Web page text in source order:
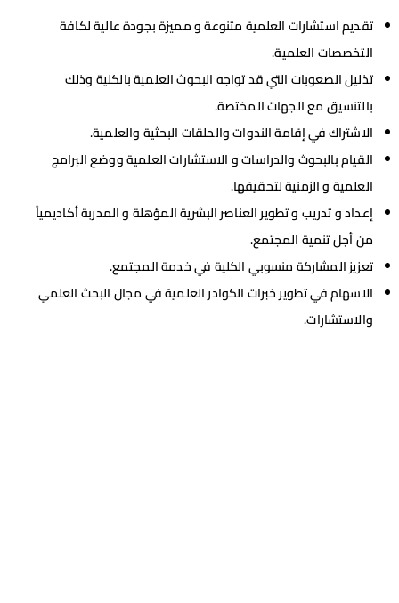
تقديم استشارات العلمية متنوعة و مميزة بجودة عالية لكافة
التخصصات العلمية.
تذليل الصعوبات التي قد تواجه البحوث العلمية بالكلية وذلك
بالتنسيق مع الجهات المختصة.
الاشتراك في إقامة الندوات والحلقات البحثية والعلمية.
القيام بالبحوث والدراسات و الاستشارات العلمية ووضع البرامج
العلمية و الزمنية لتحقيقها.
إعداد و تدريب و تطوير العناصر البشرية المؤهلة و المدربة أكاديمياً
من أجل تنمية المجتمع.
تعزيز المشاركة منسوبي الكلية في خدمة المجتمع.
الاسهام في تطوير خبرات الكوادر العلمية في مجال البحث العلمي
والاستشارات.